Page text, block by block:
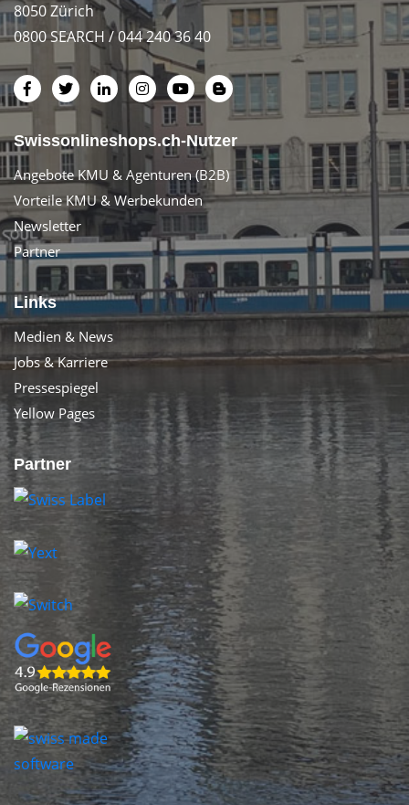
8050 Zürich
0800 SEARCH / 044 240 36 40
Swissonlineshops.ch-Nutzer
Angebote KMU & Agenturen (B2B)
Vorteile KMU & Werbekunden
Newsletter
Partner
Links
Medien & News
Jobs & Karriere
Pressespiegel
Yellow Pages
Partner